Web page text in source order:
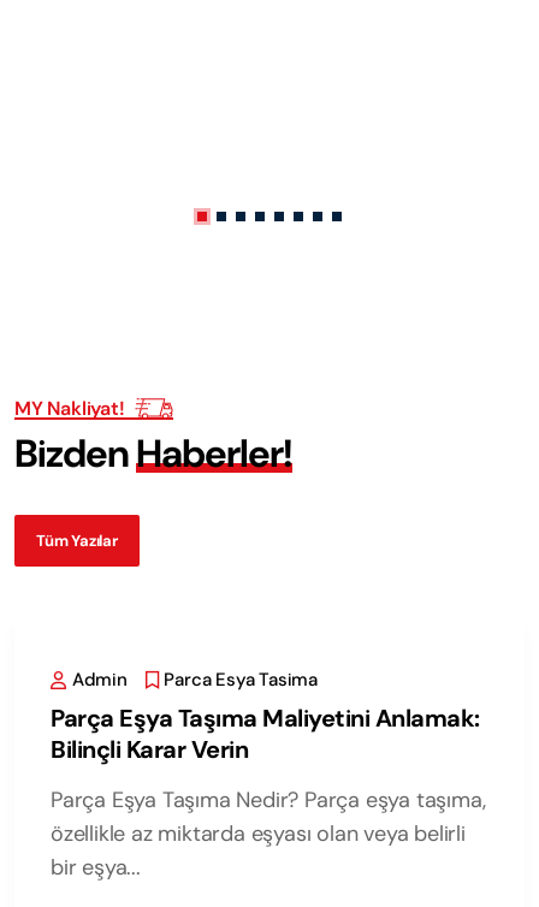
MY Nakliyat!
BizdenHaberler!
Tüm Yazılar
Admin Parca Esya Tasima
Parça Eşya Taşıma Maliyetini Anlamak:
Bilinçli Karar Verin
Parça Eşya Taşıma Nedir? Parça eşya taşıma,
özellikle az miktarda eşyası olan veya belirli
bir eşya...